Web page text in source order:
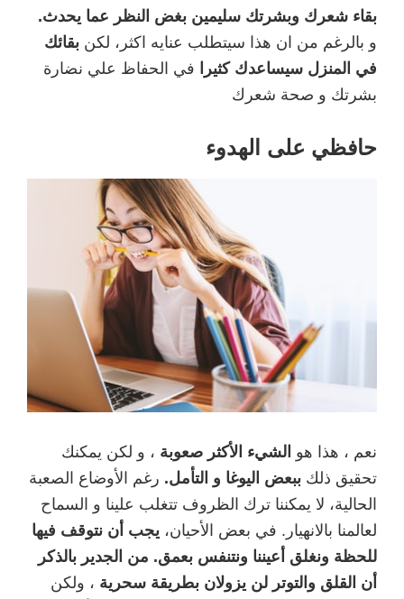
بقاء شعرك وبشرتك سليمين بغض النظر عما يحدث.
و بالرغم من ان هذا سيتطلب عنايه اكثر، لكن بقائك
في المنزل سيساعدك كثيرا
في الحفاظ علي نضارة
بشرتك و صحة شعرك
حافظي على الهدوء
نعم ، هذا هو الشيء الأكثر صعوبة ، و لكن يمكنك
تحقيق ذلك ببعض اليوغا و التأمل. رغم الأوضاع الصعبة
الحالية، لا يمكننا ترك الظروف تتغلب علينا و السماح
لعالمنا بالانهيار. في بعض الأحيان، يجب أن نتوقف فيها
للحظة ونغلق أعيننا ونتنفس بعمق. من الجدير بالذكر
أن القلق والتوتر لن يزولان بطريقة سحرية ، ولكن